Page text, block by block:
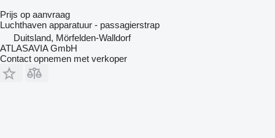
Prijs op aanvraag
Luchthaven apparatuur - passagierstrap
Duitsland, Mörfelden-Walldorf
ATLASAVIA GmbH
Contact opnemen met verkoper